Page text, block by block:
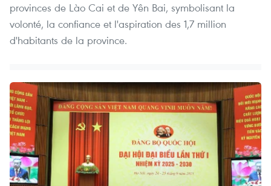
provinces de Lào Cai et de Yên Bai, symbolisant la
volonté, la confiance et l'aspiration des 1,7 million
d'habitants de la province.